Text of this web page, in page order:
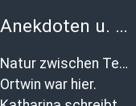
Anekdoten u. Begebenheiten
Natur zwischen Tempelberg und Buchholz
Ortwin war hier.